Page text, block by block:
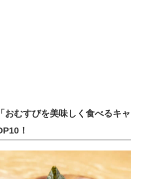
おむすびを美味しく食べるキャ
！